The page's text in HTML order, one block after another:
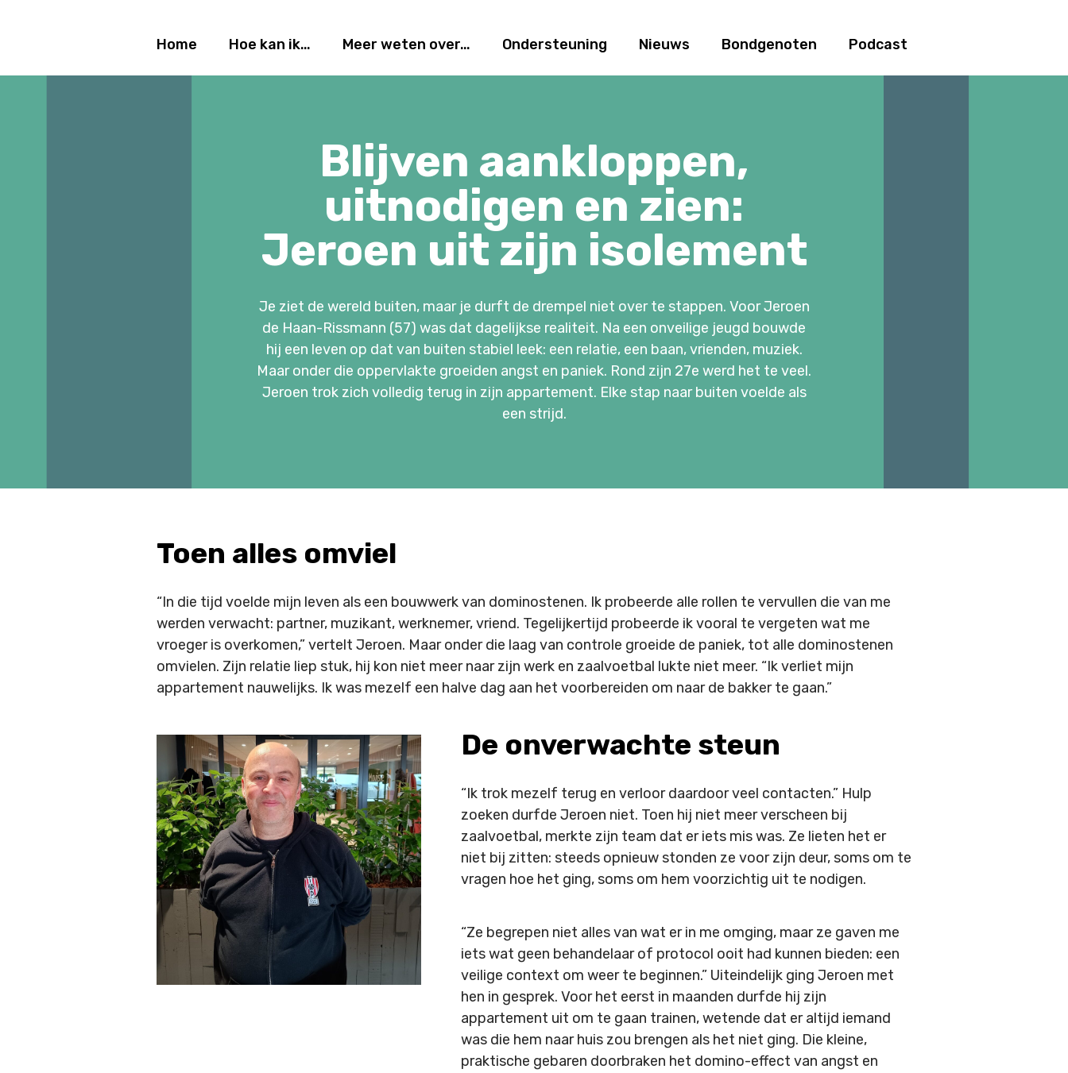
Home Hoe kan ik… Meer weten over… Ondersteuning Nieuws Bondgenoten Podcast
Blijven aankloppen,
uitnodigen en zien:
Jeroen uit zijn isolement
Je ziet de wereld buiten, maar je durft de drempel niet over te stappen. Voor Jeroen
de Haan-Rissmann (57) was dat dagelijkse realiteit. Na een onveilige jeugd bouwde
hij een leven op dat van buiten stabiel leek: een relatie, een baan, vrienden, muziek.
Maar onder die oppervlakte groeiden angst en paniek. Rond zijn 27e werd het te veel.
Jeroen trok zich volledig terug in zijn appartement. Elke stap naar buiten voelde als
een strijd.
Toen alles omviel
“In die tijd voelde mijn leven als een bouwwerk van dominostenen. Ik probeerde alle rollen te vervullen die van me
werden verwacht: partner, muzikant, werknemer, vriend. Tegelijkertijd probeerde ik vooral te vergeten wat me
vroeger is overkomen,” vertelt Jeroen. Maar onder die laag van controle groeide de paniek, tot alle dominostenen
omvielen. Zijn relatie liep stuk, hij kon niet meer naar zijn werk en zaalvoetbal lukte niet meer. “Ik verliet mijn
appartement nauwelijks. Ik was mezelf een halve dag aan het voorbereiden om naar de bakker te gaan.”
De onverwachte steun
“Ik trok mezelf terug en verloor daardoor veel contacten.” Hulp
zoeken durfde Jeroen niet. Toen hij niet meer verscheen bij
zaalvoetbal, merkte zijn team dat er iets mis was. Ze lieten het er
niet bij zitten: steeds opnieuw stonden ze voor zijn deur, soms om te
vragen hoe het ging, soms om hem voorzichtig uit te nodigen.
“Ze begrepen niet alles van wat er in me omging, maar ze gaven me
iets wat geen behandelaar of protocol ooit had kunnen bieden: een
veilige context om weer te beginnen.” Uiteindelijk ging Jeroen met
hen in gesprek. Voor het eerst in maanden durfde hij zijn
appartement uit om te gaan trainen, wetende dat er altijd iemand
was die hem naar huis zou brengen als het niet ging. Die kleine,
praktische gebaren doorbraken het domino-effect van angst en